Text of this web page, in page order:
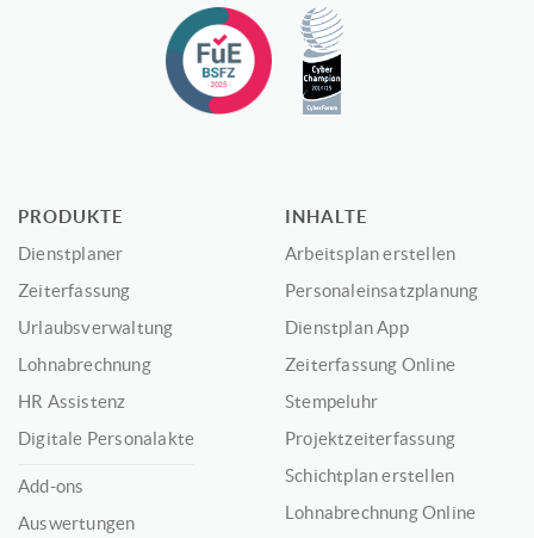
PRODUKTE
Dienstplaner
Zeiterfassung
Urlaubsverwaltung
Lohnabrechnung
HR Assistenz
Digitale Personalakte
Add-ons
Auswertungen
INHALTE
Arbeitsplan erstellen
Personaleinsatzplanung
Dienstplan App
Zeiterfassung Online
Stempeluhr
Projektzeiterfassung
Schichtplan erstellen
Lohnabrechnung Online